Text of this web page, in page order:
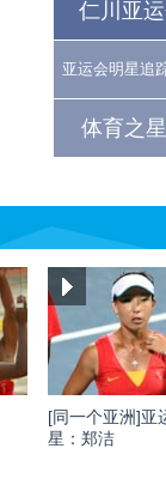
仁川亚
亚运会明星追
体育之
[同一个亚洲]亚
星：郑洁